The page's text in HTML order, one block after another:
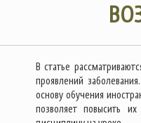
В статье
проявлений
основу обучения
позволяет повысить